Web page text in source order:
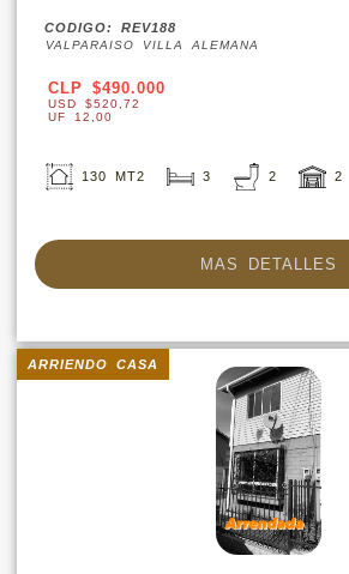
CODIGO: REV188
VALPARAISO VILLA ALEMANA
CLP $490.000
USD $520,72
UF 12,00
130 MT2 3 2 2
MAS DETALLES
ARRIENDO CASA